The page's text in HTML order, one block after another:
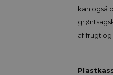
kan også
af frugt og